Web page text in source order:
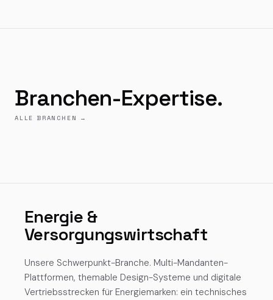
Branchen-Expertise.
ALLE BRANCHEN →
Energie &
Versorgungswirtschaft
Unsere Schwerpunkt-Branche. Multi-Mandanten-
Plattformen, themable Design-Systeme und digitale
Vertriebsstrecken für Energiemarken: ein technisches